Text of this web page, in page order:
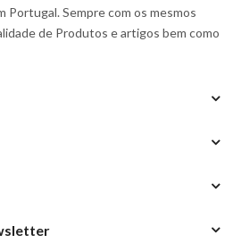
Portugal. Sempre com os mesmos
de Produtos e artigos bem como